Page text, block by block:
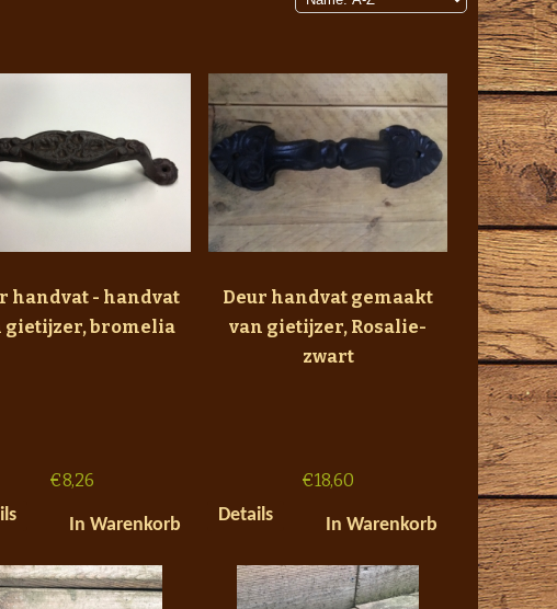
handvat - handvat
gietijzer, bromelia
€8,26
In Warenkorb
Deur handvat gemaakt
van gietijzer, Rosalie-
zwart
€18,60
Details
In Warenkorb